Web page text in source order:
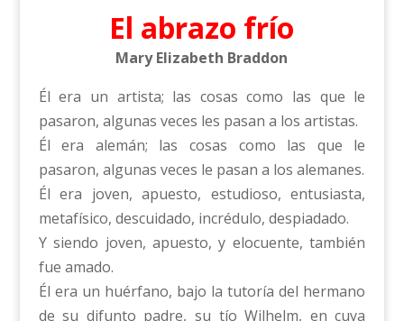
El abrazo frío
Mary Elizabeth Braddon
Él era un artista; las cosas como las que le
pasaron, algunas veces les pasan a los artistas.
Él era alemán; las cosas como las que le
pasaron, algunas veces le pasan a los alemanes.
Él era joven, apuesto, estudioso, entusiasta,
metafísico, descuidado, incrédulo, despiadado.
Y siendo joven, apuesto, y elocuente, también
fue amado.
Él era un huérfano, bajo la tutoría del hermano
de su difunto padre, su tío Wilhelm, en cuya